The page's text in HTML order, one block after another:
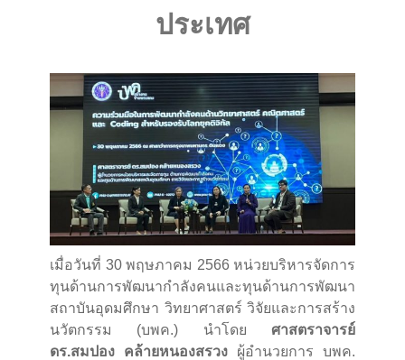
ประเทศ
เมื่อวันที่ 30 พฤษภาคม 2566 หน่วยบริหารจัดการ
ทุนด้านการพัฒนากำลังคนและทุนด้านการพัฒนา
สถาบันอุดมศึกษา วิทยาศาสตร์ วิจัยและการสร้าง
นวัตกรรม (บพค.) นำโดย ศาสตราจารย์
ดร.สมปอง คล้ายหนองสรวง ผู้อำนวยการ บพค.